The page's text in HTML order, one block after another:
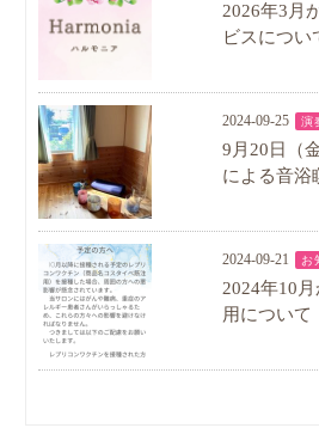
2026年3月
ビスについ
2024-09-25 演
9月20日（
による音浴
2024-09-21 お
2024年10
用について